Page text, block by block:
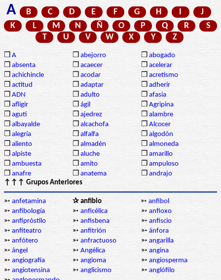
A B C D E F G H I
J
K
L M N Ñ O P Q R
S
T
U V W X Y Z
❒ A ❒ abejorro ❒ abogado
❒ absenta ❒ acaecer ❒ acelerar
❒ achichincle ❒ acodar ❒ acretismo
❒ actitud ❒ adaptar ❒ adherir
❒ ADN ❒ adulto ❒ afasia
❒ afligir ❒ ágil ❒ Agripina
❒ agutí ❒ ajedrez ❒ alambre
❒ albayalde ❒ alcachofa ❒ Alcocer
❒ alegría ❒ alfalfa ❒ algodón
❒ aliento ❒ almadén ❒ almoneda
❒ alpiste ❒ aluche ❒ amarillo
❒ ambuesta ❒ amito ❒ ampuloso
❒ anafre ❒ anatema ❒ andrajo
↑↑↑ Grupos Anteriores
➳ anfetamina ✰ anfibio ➳ anfibol
➳ anfibología ➳ anficélica ➳ anfioxo
➳ anfipróstilo ➳ anfisbena ➳ anfiscio
➳ anfiteatro ➳ anfitrión ➳ ánfora
➳ anfótero ➳ anfractuoso ➳ angarilla
➳ ángel ➳ Angélica ➳ angina
➳ angiografía ➳ angioma ➳ angiosperma
➳ angiotensina ➳ anglicismo ➳ anglófilo